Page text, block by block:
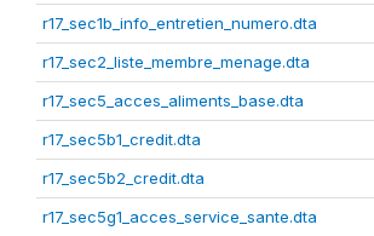
r17_sec1b_info_entretien_numero.dta
r17_sec2_liste_membre_menage.dta
r17_sec5_acces_aliments_base.dta
r17_sec5b1_credit.dta
r17_sec5b2_credit.dta
r17_sec5g1_acces_service_sante.dta